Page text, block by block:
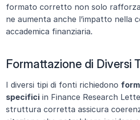
formato corretto non solo
ne aumenta anche l’impatto nella
accademica finanziaria.
Formattazione di Diversi
I diversi tipi di fonti richiedono
specifici in Finance Research
struttura corretta assicura